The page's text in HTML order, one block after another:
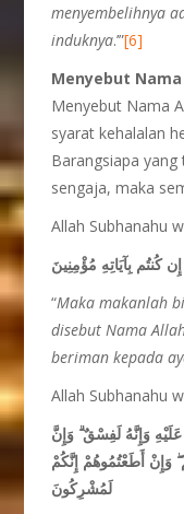
menyembelihnya
induknya.’”[6]
Menyebut
Menyebut Nama
syarat kehalalan
Barangsiapa
sengaja, maka
Allah Subhanahu
كُنتُم بِآيَاتِهِ مُؤْمِنِينَ
“Maka makanlah
disebut Nama
beriman kepada
Allah Subhanahu
عَلَيْهِ وَإِنَّهُ لَفِسْقٌ ۗ وَإِنَّ
وَإِنْ أَطَعْتُمُوهُمْ إِنَّكُمْ
لَمُشْرِكُونَ